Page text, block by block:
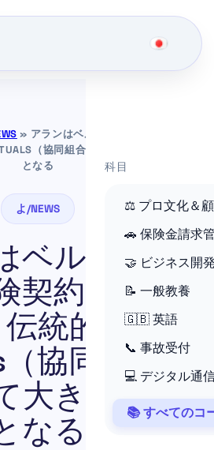
科目
⚖️ プロ文化＆
🚗 保険金請求
🤝 ビジネス開
📝 一般教養
🇬🇧 英語
📞 事故受付
💻 デジタル通
📚 すべてのコ
» アランはベルシーの健康保険契約
（協同組合）にとって大きな変革
となる
よ/NEWS
ベルシーの
契約を獲得
伝統的な
協同組合）
大きな変革
なる